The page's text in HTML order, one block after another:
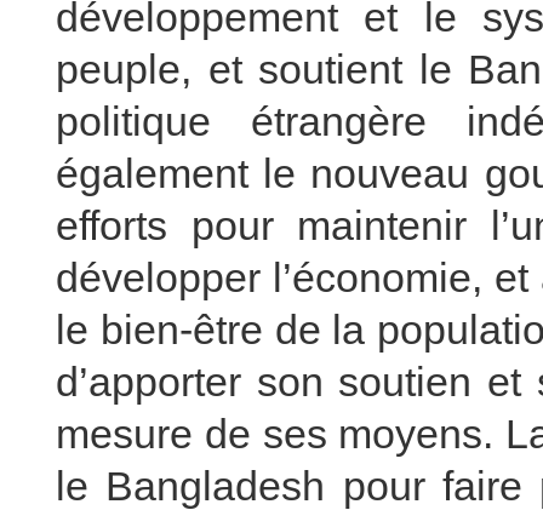
développement et le
peuple, et soutient le
politique étrangère
également le nouveau
efforts pour maintenir
développer l’économie,
le bien-être de la
d’apporter son soutien
mesure de ses moyens.
le Bangladesh pour faire